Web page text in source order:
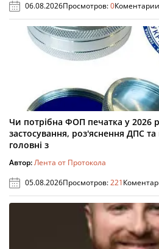
06.08.2026Просмотров:0
Чи потрібна ФОП печатка у 2026
застосування, роз'яснення ДПС та
головні з
Автор:Лента от Протокола
05.08.2026Просмотров:221